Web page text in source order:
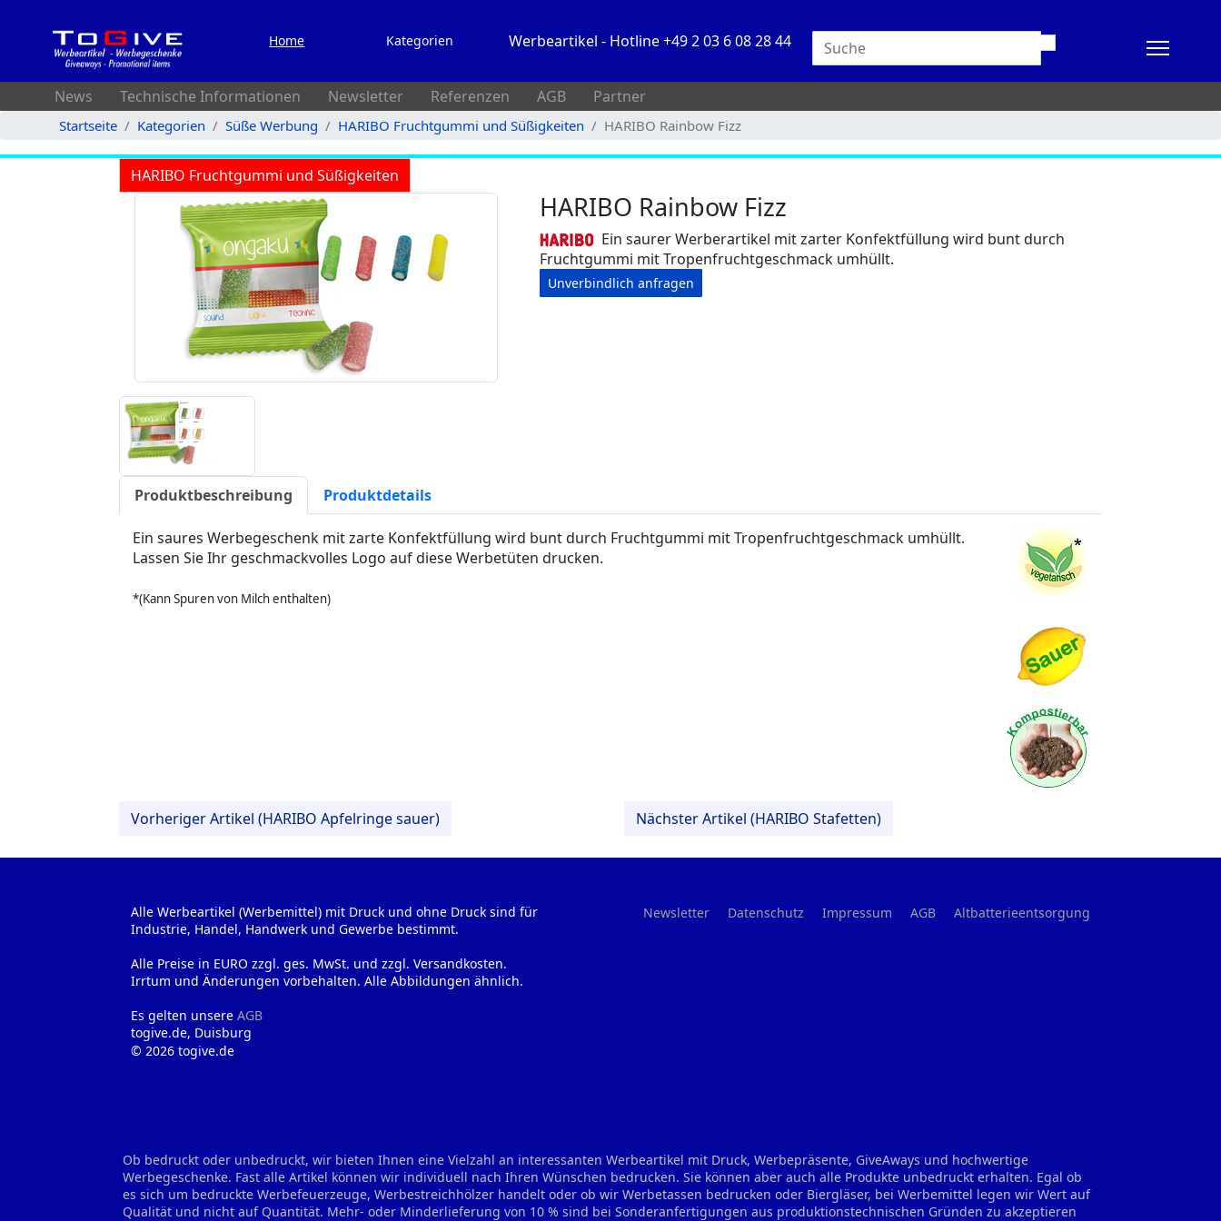
Home Kategorien Werbeartikel - Hotline +49 2 03 6 08 28 44
News Technische Informationen Newsletter Referenzen AGB Partner
Startseite Kategorien Süße Werbung HARIBO Fruchtgummi und Süßigkeiten HARIBO Rainbow Fizz
HARIBO Fruchtgummi und Süßigkeiten
HARIBO Rainbow Fizz
Ein saurer Werberartikel mit zarter Konfektfüllung wird bunt durch
Fruchtgummi mit Tropenfruchtgeschmack umhüllt.
Unverbindlich anfragen
Produktbeschreibung Produktdetails
Ein saures Werbegeschenk mit zarte Konfektfüllung wird bunt durch Fruchtgummi mit Tropenfruchtgeschmack umhüllt.
Lassen Sie Ihr geschmackvolles Logo auf diese Werbetüten drucken.
*(Kann Spuren von Milch enthalten)
Vorheriger Artikel (HARIBO Apfelringe sauer) Nächster Artikel (HARIBO Stafetten)
Alle Werbeartikel (Werbemittel) mit Druck und ohne Druck sind für
Industrie, Handel, Handwerk und Gewerbe bestimmt.
Alle Preise in EURO zzgl. ges. MwSt. und zzgl. Versandkosten.
Irrtum und Änderungen vorbehalten. Alle Abbildungen ähnlich.
Es gelten unsere AGB
togive.de, Duisburg
© 2026 togive.de
Newsletter Datenschutz Impressum AGB Altbatterieentsorgung
Ob bedruckt oder unbedruckt, wir bieten Ihnen eine Vielzahl an interessanten Werbeartikel mit Druck, Werbepräsente, GiveAways und hochwertige
Werbegeschenke. Fast alle Artikel können wir individuell nach Ihren Wünschen bedrucken. Sie können aber auch alle Produkte unbedruckt erhalten. Egal ob
es sich um bedruckte Werbefeuerzeuge, Werbestreichhölzer handelt oder ob wir Werbetassen bedrucken oder Biergläser, bei Werbemittel legen wir Wert auf
Qualität und nicht auf Quantität. Mehr- oder Minderlieferung von 10 % sind bei Sonderanfertigungen aus produktionstechnischen Gründen zu akzeptieren